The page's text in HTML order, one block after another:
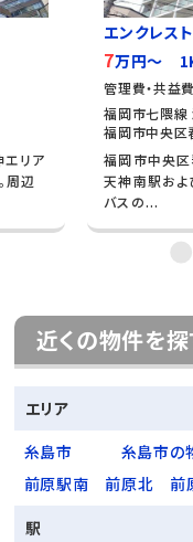
リア
周辺
エンクレス
7万円～
管理費・共
福岡市七隈線
福岡市中央区
福岡市中央区
天神南駅およ
バスの...
近くの物件を探
エリア
糸島市
糸島市の
前原駅南
前原北 前
駅